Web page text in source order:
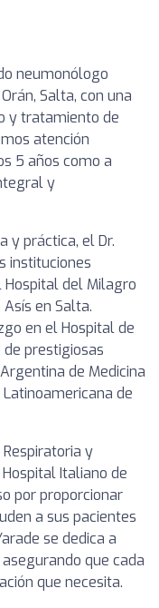
neumonólogo
Salta, con una
y tratamiento de
atención
5 años como a
y
y práctica, el Dr.
instituciones
Hospital del Milagro
en Salta.
en el Hospital de
prestigiosas
de Medicina
de
y
Italiano de
por proporcionar
a sus pacientes
se dedica a
que cada
que necesita.